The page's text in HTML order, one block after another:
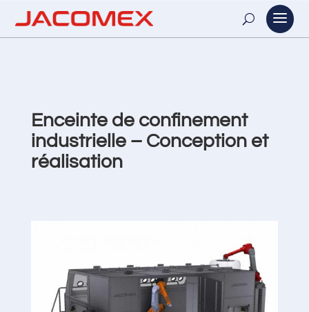
Enceinte de confinement
industrielle – Conception et
réalisation